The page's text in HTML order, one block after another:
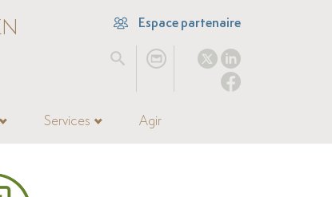
Espace partenaire
Services Agir